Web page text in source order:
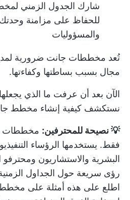
شارك الجدول الزمني
للحفاظ على مزامنة وحدتك
والمسؤوليات
تُعد مخططات جانت ضرورية
مجال بسبب بساطتها وكفاءتها.
الآن بعد أن عرفت ما الذي يجعلها
نستكشف كيفية إنشاء مخطط
💡 نصيحة للمحترفين: مخططات
فقط. يستخدمها الرؤساء
البشرية والاستشاريون
رؤى سريعة حول الجداول
اطلع على هذه أمثلة على